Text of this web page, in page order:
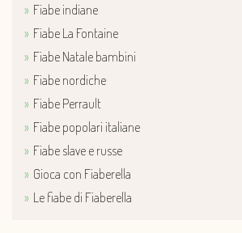
Fiabe indiane
Fiabe La Fontaine
Fiabe Natale bambini
Fiabe nordiche
Fiabe Perrault
Fiabe popolari italiane
Fiabe slave e russe
Gioca con Fiaberella
Le fiabe di Fiaberella